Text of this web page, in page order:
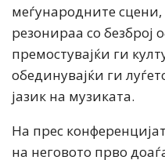
меѓународните
резонираа со безброј
премостувајќи ги
обединувајќи ги
јазик на музиката.
На прес
на неговото прво